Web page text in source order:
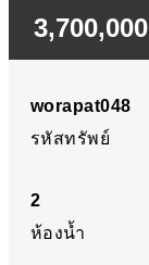
ดินทร์
โครงก
ถนนล
worapat048
รหัสทรัพย์
2
ห้องน้ำ